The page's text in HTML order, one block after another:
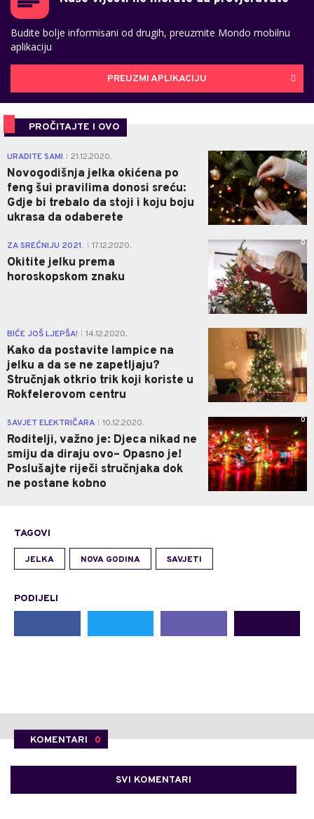
Budite bolje informisani od drugih, preuzmite Mondo mobilnu
aplikaciju
PREUZMI APLIKACIJU
PROČITAJTE I OVO
URADITE SAMI 21.12.2020.
Novogodišnja jelka okićena po
feng šui pravilima donosi sreću:
Gdje bi trebalo da stoji i koju boju
ukrasa da odaberete
0
ZA SREĆNIJU 2021. 17.12.2020.
Okitite jelku prema
horoskopskom znaku
0
BIĆE JOŠ LJEPŠA! 14.12.2020.
Kako da postavite lampice na
jelku a da se ne zapetljaju?
Stručnjak otkrio trik koji koriste u
Rokfelerovom centru
0
SAVJET ELEKTRIČARA 10.12.2020.
Roditelji, važno je: Djeca nikad ne
smiju da diraju ovo– Opasno je!
Poslušajte riječi stručnjaka dok
ne postane kobno
0
TAGOVI
JELKA NOVA GODINA SAVJETI
PODIJELI
KOMENTARI 0
SVI KOMENTARI